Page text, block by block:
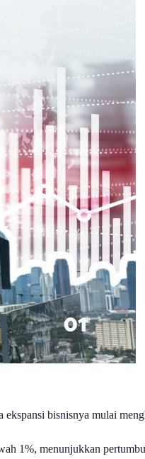
bisnisnya mulai
1%, menunjukkan